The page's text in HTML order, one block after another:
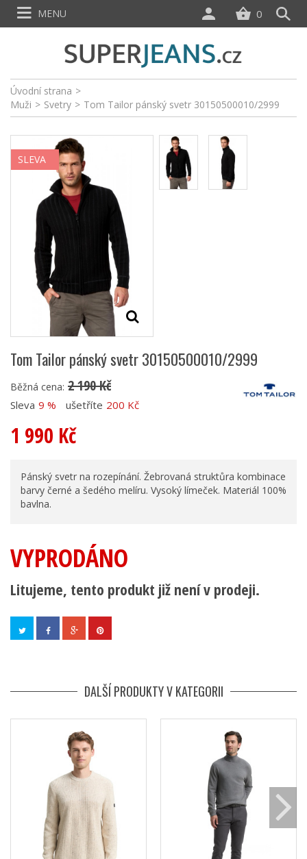
Úvodní strana >
Muži > Svetry > Tom Tailor pánský svetr 30150500010/2999
SLEVA
Tom Tailor pánský svetr 30150500010/2999
Běžná cena: 2 190 Kč
Sleva 9 % ušetříte 200 Kč
1 990 Kč
Pánský svetr na rozepínání. Žebrovaná struktůra kombinace
barvy černé a šedého melíru. Vysoký límeček. Materiál 100%
bavlna.
VYPRODÁNO
Litujeme, tento produkt již není v prodeji.
DALŠÍ PRODUKTY V KATEGORII
0
MENU